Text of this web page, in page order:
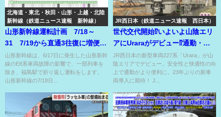
北海道・東北・秋田・山形・上越・北陸
新幹線（鉄道ニュース速報 新幹線）
山形新幹線運転計画 7/18～
31 7/19から直通3往復に増便！
大半が福島折り返し！運休有！
山形新幹線は、6/17日に発生した山形新幹
線のE8系車両故障の影響で、一部列車を
除き、福島駅で折り返し運転をします。
山形新幹線の7/18日...
JR西日本（鉄道ニュース速報 西日本）
世代交代開始⁉いよいよ山陰エリ
アにUraraがデビュー⁉通勤・通
学をより快適に⁉
JR西日本の新型車両227系「Urara」が山
陰エリアでデビュー。安全性と快適性の向
上で通勤がより便利に。23年ぶりの新車
両導入に期待！ J...